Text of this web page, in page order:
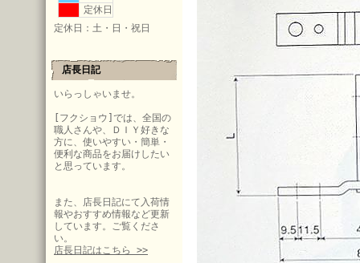
定休日
定休日：土・日・祝日
店長日記
いらっしゃいませ。
[フクショウ]では、全国の
職人さんや、ＤＩＹ好きな
方に、使いやすい・簡単・
便利な商品をお届けしたい
と思っています。
また、店長日記にて入荷情
報やおすすめ情報など更新
しています。ご覧くださ
い。
店長日記はこちら >>